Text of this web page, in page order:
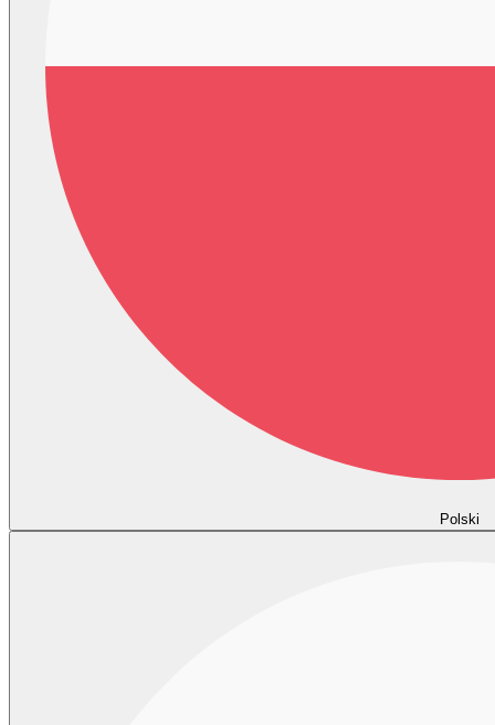
Polski